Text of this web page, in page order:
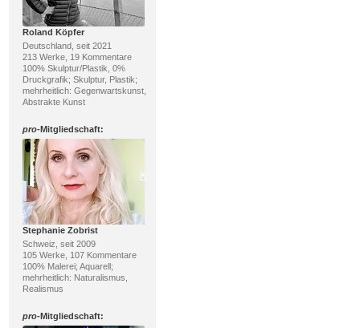
Roland Köpfer
Deutschland, seit 2021
213 Werke, 19 Kommentare
100% Skulptur/Plastik, 0%
Druckgrafik; Skulptur, Plastik;
mehrheitlich: Gegenwartskunst,
Abstrakte Kunst
pro-Mitgliedschaft:
Stephanie Zobrist
Schweiz, seit 2009
105 Werke, 107 Kommentare
100% Malerei; Aquarell;
mehrheitlich: Naturalismus,
Realismus
pro-Mitgliedschaft: